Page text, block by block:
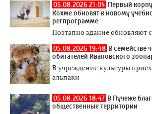
05.08.2026 21:04 Первый
Кохме обновят к новому
регпрограмме
Поэтапно здание обновляют с
05.08.2026 19:48 В семействе
обитателей Ивановского
В учреждение культуры
альпаки
05.08.2026 18:47 В Пучеже
общественные территории